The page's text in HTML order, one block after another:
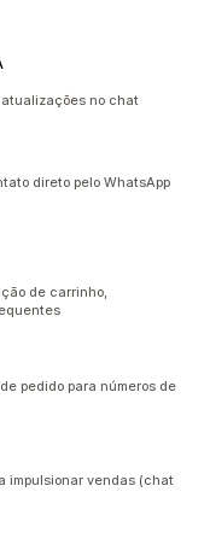
no chat
direto pelo WhatsApp
de carrinho,
pedido para números de
impulsionar vendas (chat